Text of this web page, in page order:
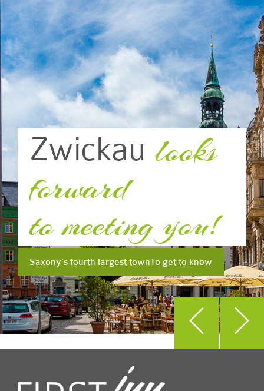
Zwickau looks
forward
to meeting you!
Saxony’s fourth largest townTo get to know